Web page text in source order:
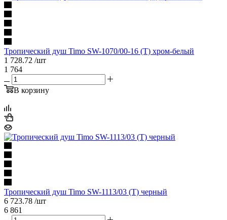
Тропический душ Timo SW-1070/00-16 (T) хром-белый
1 728.72 /шт
1 764
В корзину
Тропический душ Timo SW-1113/03 (T) черный
6 723.78 /шт
6 861